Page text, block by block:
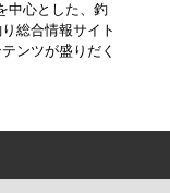
中心とした、釣
総合情報サイト
ンツが盛りだく